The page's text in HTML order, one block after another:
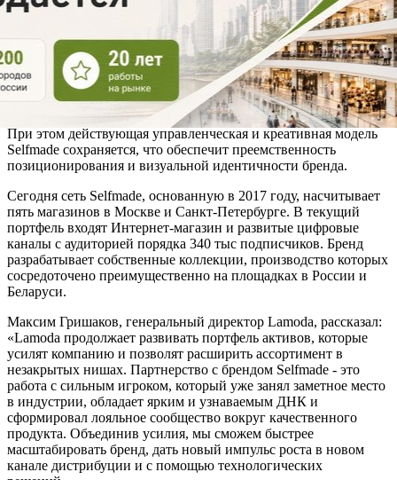
В рамках партнерства Selfmade получит доступ к
технологической и логистической инфраструктуре Lamoda, а
также к аналитическим инструментам и данным о
потребительском поведении. Ожидается, что это позволит
повысить эффективность планирования коллекций, усилить
продажи и расширить присутствие бренда на рынке.
При этом действующая управленческая и креативная модель
Selfmade сохраняется, что обеспечит преемственность
позиционирования и визуальной идентичности бренда.
пять магазинов в Москве и Санкт-Петербурге. В текущий
портфель входят Интернет-магазин и развитые цифровые
каналы с аудиторией порядка 340 тыс подписчиков. Бренд
разрабатывает собственные коллекции, производство которых
сосредоточено преимущественно на площадках в России и
Беларуси.
«Lamoda продолжает развивать портфель активов, которые
усилят компанию и позволят расширить ассортимент в
незакрытых нишах. Партнерство с брендом Selfmade - это
работа с сильным игроком, который уже занял заметное место
в индустрии, обладает ярким и узнаваемым ДНК и
сформировал лояльное сообщество вокруг качественного
продукта. Объединив усилия, мы сможем быстрее
масштабировать бренд, дать новый импульс роста в новом
канале дистрибуции и с помощью технологических
решений».